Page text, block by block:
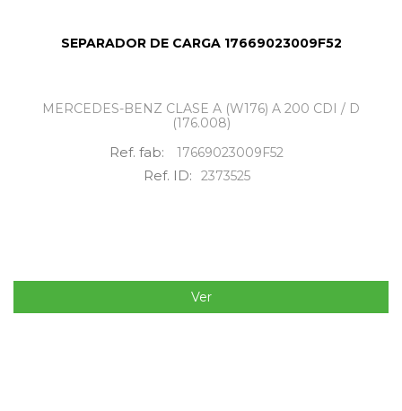
SEPARADOR DE CARGA 17669023009F52
MERCEDES-BENZ CLASE A (W176) A 200 CDI / D
(176.008)
Ref. fab: 17669023009F52
Ref. ID: 2373525
Ver